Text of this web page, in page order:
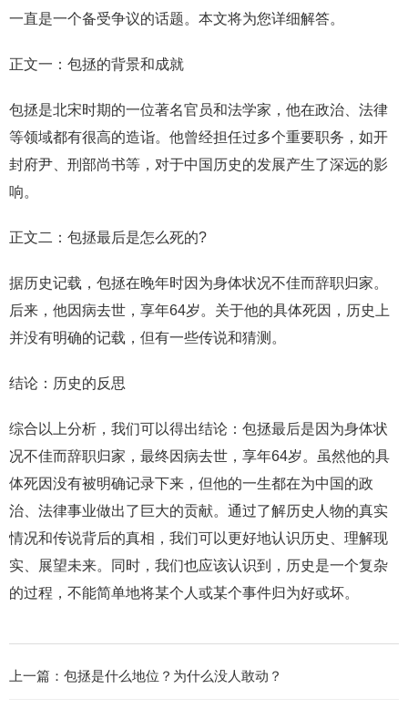
一直是一个备受争议的话题。本文将为您详细解答。
正文一：包拯的背景和成就
包拯是北宋时期的一位著名官员和法学家，他在政治、法律
等领域都有很高的造诣。他曾经担任过多个重要职务，如开
封府尹、刑部尚书等，对于中国历史的发展产生了深远的影
响。
正文二：包拯最后是怎么死的?
据历史记载，包拯在晚年时因为身体状况不佳而辞职归家。
后来，他因病去世，享年64岁。关于他的具体死因，历史上
并没有明确的记载，但有一些传说和猜测。
结论：历史的反思
综合以上分析，我们可以得出结论：包拯最后是因为身体状
况不佳而辞职归家，最终因病去世，享年64岁。虽然他的具
体死因没有被明确记录下来，但他的一生都在为中国的政
治、法律事业做出了巨大的贡献。通过了解历史人物的真实
情况和传说背后的真相，我们可以更好地认识历史、理解现
实、展望未来。同时，我们也应该认识到，历史是一个复杂
的过程，不能简单地将某个人或某个事件归为好或坏。
上一篇： 包拯是什么地位？为什么没人敢动？